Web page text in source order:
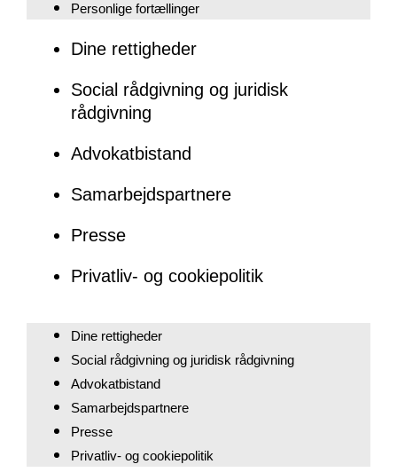
Personlige fortællinger
Dine rettigheder
Social rådgivning og juridisk
rådgivning
Advokatbistand
Samarbejdspartnere
Presse
Privatliv- og cookiepolitik
Dine rettigheder
Social rådgivning og juridisk rådgivning
Advokatbistand
Samarbejdspartnere
Presse
Privatliv- og cookiepolitik